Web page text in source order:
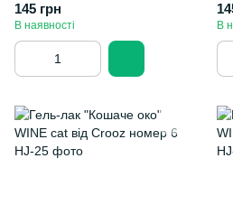
145 грн
В наявності В